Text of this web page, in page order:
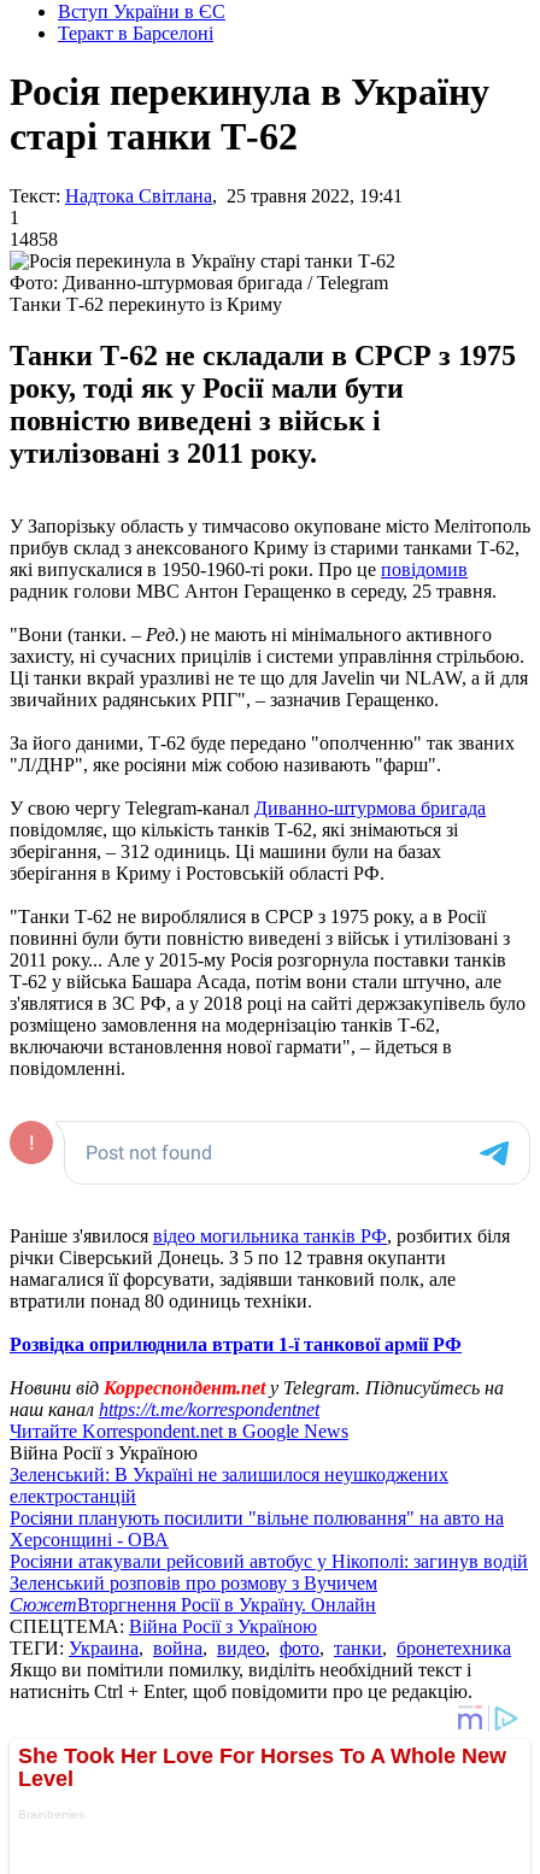
Вступ України в ЄС
Теракт в Барселоні
Росія перекинула в Україну
старі танки Т-62
Текст: Надтока Світлана, 25 травня 2022, 19:41
1
14858
Фото: Диванно-штурмовая бригада / Telegram
Танки Т-62 перекинуто із Криму
Танки Т-62 не складали в СРСР з 1975
року, тоді як у Росії мали бути
повністю виведені з військ і
утилізовані з 2011 року.
У Запорізьку область у тимчасово окуповане місто Мелітополь
прибув склад з анексованого Криму із старими танками Т-62,
які випускалися в 1950-1960-ті роки. Про це повідомив
радник голови МВС Антон Геращенко в середу, 25 травня.
"Вони (танки. – Ред.) не мають ні мінімального активного
захисту, ні сучасних прицілів і системи управління стрільбою.
Ці танки вкрай уразливі не те що для Javelin чи NLAW, а й для
звичайних радянських РПГ", – зазначив Геращенко.
За його даними, Т-62 буде передано "ополченню" так званих
"Л/ДНР", яке росіяни між собою називають "фарш".
У свою чергу Telegram-канал Диванно-штурмова бригада
повідомляє, що кількість танків Т-62, які знімаються зі
зберігання, – 312 одиниць. Ці машини були на базах
зберігання в Криму і Ростовській області РФ.
"Танки Т-62 не вироблялися в СРСР з 1975 року, а в Росії
повинні були бути повністю виведені з військ і утилізовані з
2011 року... Але у 2015-му Росія розгорнула поставки танків
Т-62 у війська Башара Асада, потім вони стали штучно, але
з'являтися в ЗС РФ, а у 2018 році на сайті держзакупівель було
розміщено замовлення на модернізацію танків Т-62,
включаючи встановлення нової гармати", – йдеться в
повідомленні.
Раніше з'явилося відео могильника танків РФ, розбитих біля
річки Сіверський Донець. З 5 по 12 травня окупанти
намагалися її форсувати, задіявши танковий полк, але
втратили понад 80 одиниць техніки.
Розвідка оприлюднила втрати 1-ї танкової армії РФ
Новини від Корреспондент.netу Telegram. Підписуйтесь на
наш канал https://t.me/korrespondentnet
Читайте Korrespondent.net в Google News
Війна Росії з Україною
Зеленський: В Україні не залишилося неушкоджених
електростанцій
Росіяни планують посилити "вільне полювання" на авто на
Херсонщині - ОВА
Росіяни атакували рейсовий автобус у Нікополі: загинув водій
Зеленський розповів про розмову з Вучичем
СюжетВторгнення Росії в Україну. Онлайн
СПЕЦТЕМА: Війна Росії з Україною
ТЕГИ: Украина, война, видео, фото, танки, бронетехника
Якщо ви помітили помилку, виділіть необхідний текст і
натисніть Ctrl + Enter, щоб повідомити про це редакцію.